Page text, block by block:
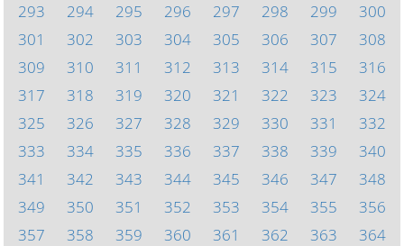
293
294 295 296 297 298 299
300
301
302 303 304 305 306 307
308
309
310 311 312 313 314 315
316
317
318 319 320 321 322 323
324
325
326 327 328 329 330 331
332
333
334 335 336 337 338 339
340
341
342 343 344 345 346 347
348
349
350 351 352 353 354 355
356
357
358 359 360 361 362 363 364